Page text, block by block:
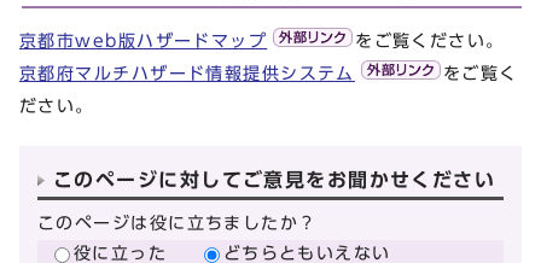
京都市web版ハザードマップ
をご覧ください。
京都府マルチハザード情報提供システム
をご覧く
ださい。
このページに対してご意見をお聞かせください
このページは役に立ちましたか？
役に立った
どちらともいえない